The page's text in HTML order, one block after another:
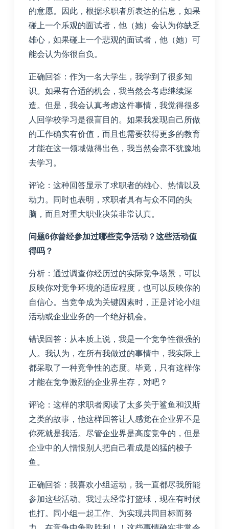
的意愿。因此，根据求职者所表达的信息，如果
碰上一个乐观的面试者，他（她）会认为你缺乏
雄心，如果碰上一个悲观的面试者，他（她）可
能会认为你很自负。
正确回答：作为一名大学生，我学到了很多知
识。如果有合适的机会，我当然会考虑继续深
造。但是，我会认真考虑这件事情，我觉得很多
人回学校学习是很盲目的。如果我发现自己所做
的工作确实有价值，而且也需要获得更多的教育
才能在这一领域做得出色，我当然会毫不犹豫地
去学习。
评论：这种回答显示了求职者的雄心、热情以及
动力。同时也表明，求职者具有与众不同的头
脑，而且对重大职业决策非常认真。
问题6你曾经参加过哪些竞争活动？这些活动值
得吗？
分析：通过调查你经历过的实际竞争场景，可以
反映你对竞争环境的适应程度，也可以反映你的
自信心。当竞争成为关键因素时，正是讨论小组
活动或企业业务的一个绝好机会。
错误回答：从本质上说，我是一个竞争性很强的
人。我认为，在所有我做过的事情中，我实际上
都采取了一种竞争性的态度。毕竟，只有这样你
才能在竞争激烈的企业界生存，对吧？
评论：这样的求职者阅读了太多关于鲨鱼和汉斯
之类的故事，他这样回答让人感觉在企业界不是
你死就是我活。尽管企业界是高度竞争的，但是
企业中的人憎恨别人把自己看成是凶猛的梭子
鱼。
正确回答：我喜欢小组运动，我一直都尽我所能
参加这些活动。我过去经常打篮球，现在有时候
也打。同小组一起工作、为实现共同目标而努